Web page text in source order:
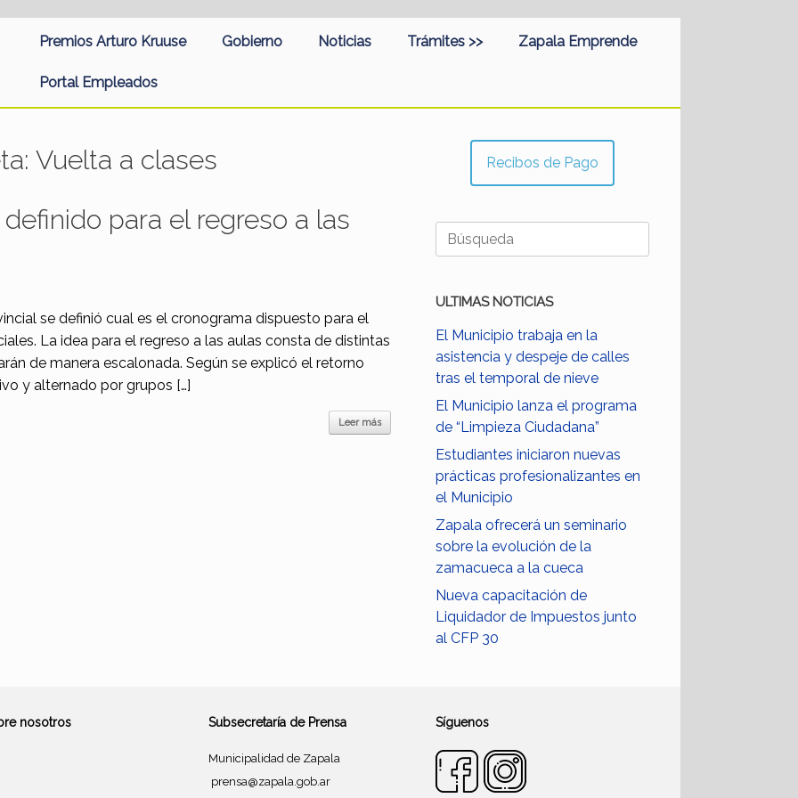
Premios Arturo Kruuse Gobierno Noticias Trámites >> Zapala Emprende
Portal Empleados
Vuelta a clases
para el regreso a las
se definió cual es el cronograma dispuesto para el
La idea para el regreso a las aulas consta de distintas
de manera escalonada. Según se explicó el retorno
y alternado por grupos […]
Leer más
Recibos de Pago
Buscar:
ULTIMAS NOTICIAS
El Municipio trabaja en la
asistencia y despeje de calles
tras el temporal de nieve
El Municipio lanza el programa
de “Limpieza Ciudadana”
Estudiantes iniciaron nuevas
prácticas profesionalizantes en
el Municipio
Zapala ofrecerá un seminario
sobre la evolución de la
zamacueca a la cueca
Nueva capacitación de
Liquidador de Impuestos junto
al CFP 30
nosotros Subsecretaría de Prensa
Municipalidad de Zapala
prensa@zapala.gob.ar
Síguenos